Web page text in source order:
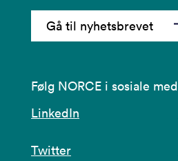
Gå til nyhetsbrevet
Følg NORCE i sosiale
LinkedIn
Twitter